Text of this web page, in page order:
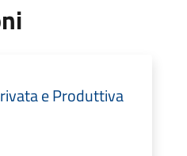
e Produttiva